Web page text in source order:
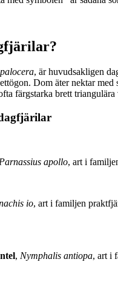
, är huvudsakligen
Dom äter nektar
färgstarka brett
Parnassius apollo, art i
io, art i familjen
, Nymphalis antiopa, art i